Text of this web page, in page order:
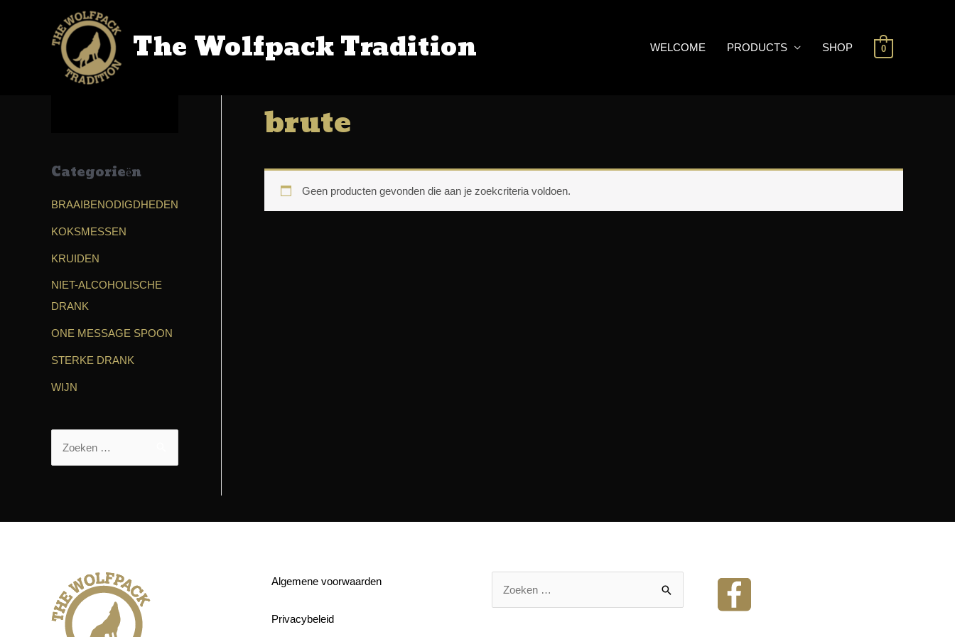
The Wolfpack Tradition WELCOME PRODUCTS SHOP 0
Categorieën
BRAAIBENODIGDHEDEN
KOKSMESSEN
KRUIDEN
NIET-ALCOHOLISCHE
DRANK
ONE MESSAGE SPOON
STERKE DRANK
WIJN
brute
Geen producten gevonden die aan je zoekcriteria voldoen.
Algemene voorwaarden
Privacybeleid